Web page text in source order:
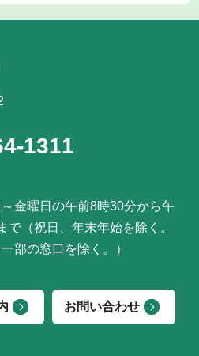
1311
～金曜日の午前8時30分から午
で（祝日、年末年始を除く。
部の窓口を除く。）
お問い合わせ